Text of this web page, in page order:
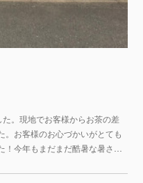
。現地でお客様からお茶の差
。お客様のお心づかいがとても
！今年もまだまだ酷暑な暑さ…